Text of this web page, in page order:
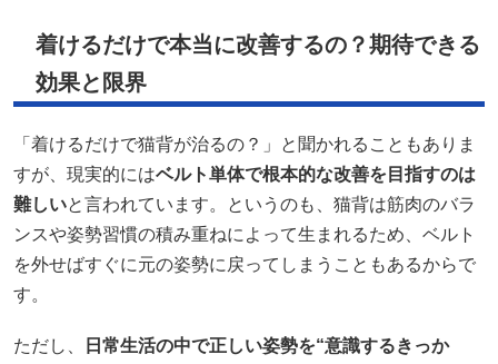
着けるだけで本当に改善するの？期待できる
効果と限界
「着けるだけで猫背が治るの？」と聞かれることもありま
すが、現実的にはベルト単体で根本的な改善を目指すのは
難しいと言われています。というのも、猫背は筋肉のバラ
ンスや姿勢習慣の積み重ねによって生まれるため、ベルト
を外せばすぐに元の姿勢に戻ってしまうこともあるからで
す。
ただし、
日常生活の中で正しい姿勢を“意識するきっか